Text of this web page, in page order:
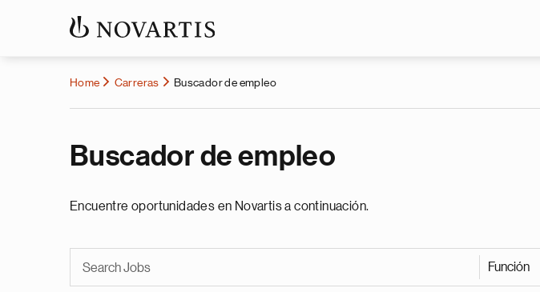
Home Carreras Buscador de empleo
Buscador de empleo
Encuentre oportunidades en Novartis a continuación.
Función